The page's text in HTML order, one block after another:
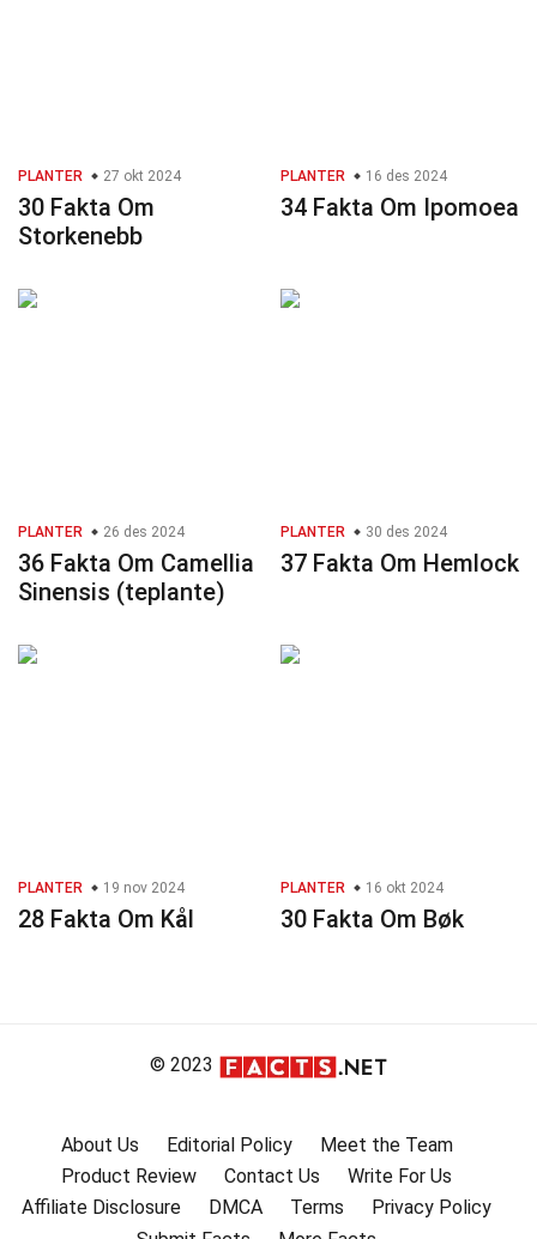
PLANTER 27 okt 2024
30 Fakta Om
Storkenebb
PLANTER 16 des 2024
34 Fakta Om Ipomoea
PLANTER 26 des 2024
36 Fakta Om Camellia
Sinensis (teplante)
PLANTER 30 des 2024
37 Fakta Om Hemlock
PLANTER 19 nov 2024
28 Fakta Om Kål
PLANTER 16 okt 2024
30 Fakta Om Bøk
© 2023
About Us Editorial Policy
Meet the Team
Product Review
Contact Us
Write For Us
Affiliate Disclosure
DMCA Terms
Privacy Policy